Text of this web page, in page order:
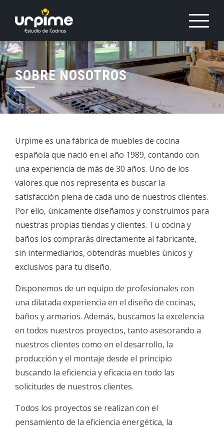
contenido
SOBRE NOSOTROS
Urpime es una fábrica de muebles de cocina
española que nació en el año 1989, contando con
una experiencia de más de 30 años. Uno de los
valores que nos representa es buscar la
satisfacción plena de cada uno de nuestros clientes.
Por ello, únicamente diseñamos y construimos para
nuestras propias tiendas y clientes. Tu cocina y
baños los comprarás directamente al fabricante,
sin intermediarios, obtendrás muebles únicos y
exclusivos para tu diseño.
Disponemos de un equipo de profesionales con
una dilatada experiencia en el diseño de cocinas,
baños y armarios. Además, buscamos la excelencia
en todos nuestros proyectos, tanto asesorando a
nuestros clientes como en el desarrollo, la
producción y el montaje desde el principio
buscando la eficiencia y eficacia en todo las
solicitudes de nuestros clientes.
Todos los proyectos se realizan con el
pensamiento de la eficiencia energética, la